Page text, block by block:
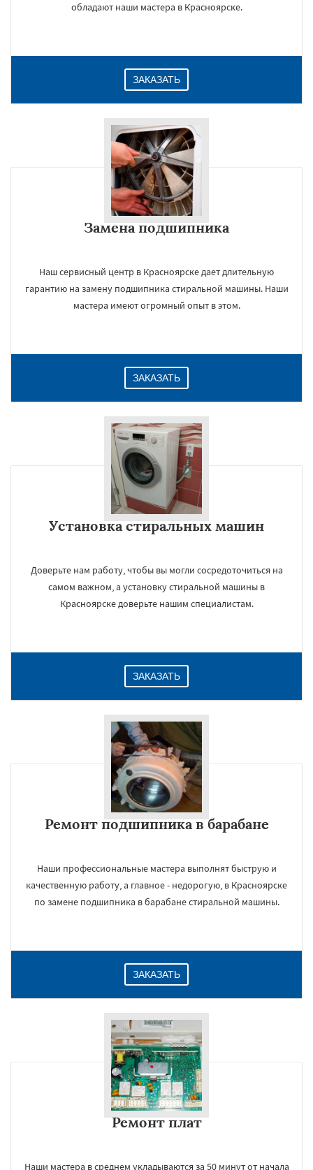
обладают наши мастера в Красноярске.
ЗАКАЗАТЬ
Замена подшипника
Наш сервисный центр в Красноярске дает длительную
гарантию на замену подшипника стиральной машины. Наши
мастера имеют огромный опыт в этом.
ЗАКАЗАТЬ
Установка стиральных машин
Доверьте нам работу, чтобы вы могли сосредоточиться на
самом важном, а установку стиральной машины в
Красноярске доверьте нашим специалистам.
ЗАКАЗАТЬ
Ремонт подшипника в барабане
Наши профессиональные мастера выполнят быструю и
качественную работу, а главное - недорогую, в Красноярске
по замене подшипника в барабане стиральной машины.
ЗАКАЗАТЬ
Ремонт плат
Наши мастера в среднем укладываются за 50 минут от начала